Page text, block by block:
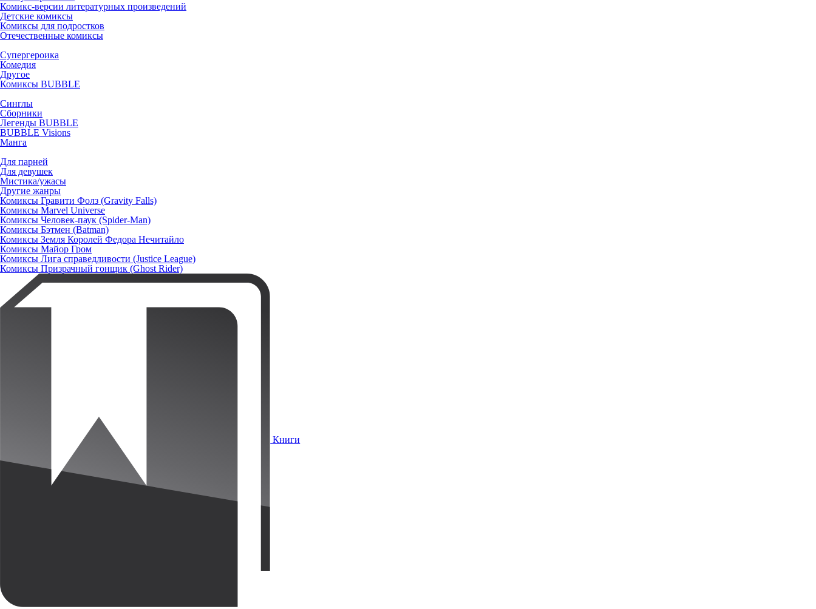
Комикс-версии литературных произведений
Детские комиксы
Комиксы для подростков
Отечественные комиксы
Супергероика
Комедия
Другое
Комиксы BUBBLE
Синглы
Сборники
Легенды BUBBLE
BUBBLE Visions
Манга
Для парней
Для девушек
Мистика/ужасы
Другие жанры
Комиксы Гравити Фолз (Gravity Falls)
Комиксы Marvel Universe
Комиксы Человек-паук (Spider-Man)
Комиксы Бэтмен (Batman)
Комиксы Земля Королей Федора Нечитайло
Комиксы Майор Гром
Комиксы Лига справедливости (Justice League)
Комиксы Призрачный гонщик (Ghost Rider)
Книги